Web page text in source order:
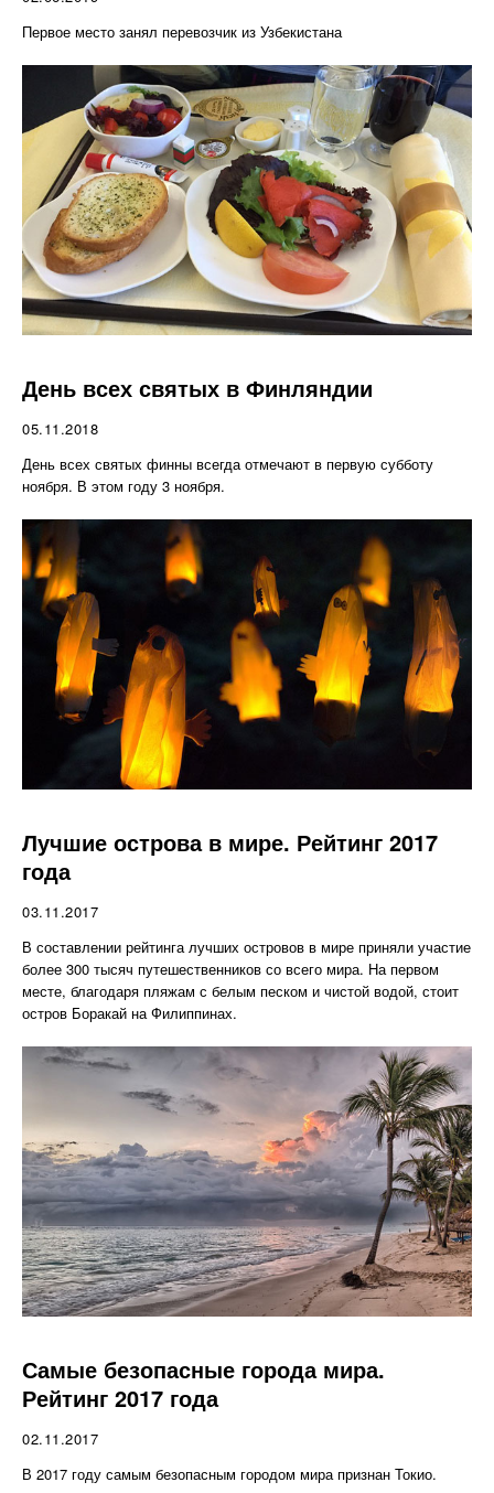
Первое место занял перевозчик из Узбекистана
День всех святых в Финляндии
05.11.2018
День всех святых финны всегда отмечают в первую субботу
ноября. В этом году 3 ноября.
Лучшие острова в мире. Рейтинг 2017
года
03.11.2017
В составлении рейтинга лучших островов в мире приняли участие
более 300 тысяч путешественников со всего мира. На первом
месте, благодаря пляжам с белым песком и чистой водой, стоит
остров Боракай на Филиппинах.
Самые безопасные города мира.
Рейтинг 2017 года
02.11.2017
В 2017 году самым безопасным городом мира признан Токио.